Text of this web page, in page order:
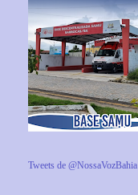
Tweets de @NossaVozBahia